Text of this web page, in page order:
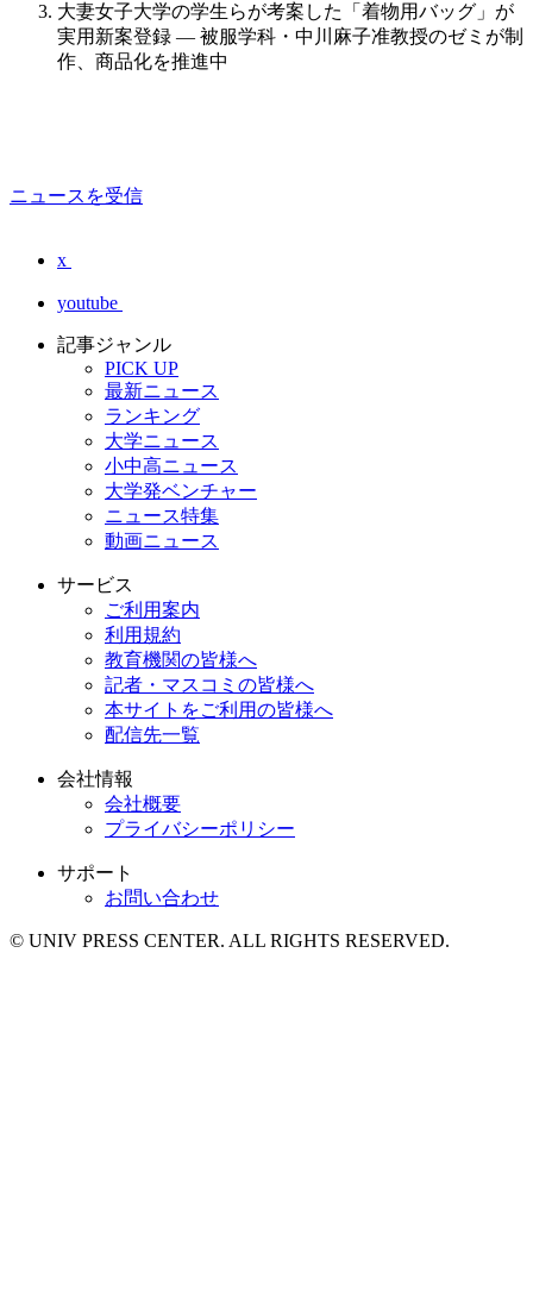
大妻女子大学の学生らが考案した「着物用バッグ」が
実用新案登録 — 被服学科・中川麻子准教授のゼミが制
作、商品化を推進中
ニュースを受信
x
youtube
記事ジャンル
PICK UP
最新ニュース
ランキング
大学ニュース
小中高ニュース
大学発ベンチャー
ニュース特集
動画ニュース
サービス
ご利用案内
利用規約
教育機関の皆様へ
記者・マスコミの皆様へ
本サイトをご利用の皆様へ
配信先一覧
会社情報
会社概要
プライバシーポリシー
サポート
お問い合わせ
© UNIV PRESS CENTER. ALL RIGHTS RESERVED.